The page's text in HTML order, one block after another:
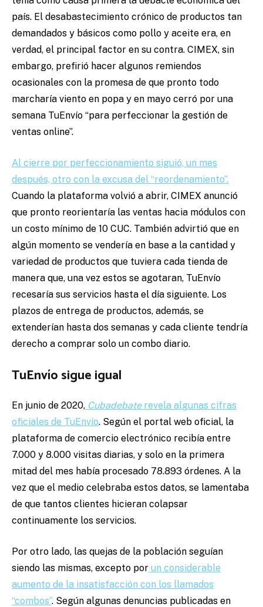
país. El desabastecimiento crónico de productos tan
demandados y básicos como pollo y aceite era, en
verdad, el principal factor en su contra. CIMEX, sin
embargo, prefirió hacer algunos remiendos
ocasionales con la promesa de que pronto todo
marcharía viento en popa y en mayo cerró por una
semana TuEnvío “para perfeccionar la gestión de
ventas online”.
Al cierre por perfeccionamiento siguió, un mes
después, otro con la excusa del “reordenamiento”.
Cuando la plataforma volvió a abrir, CIMEX anunció
que pronto reorientaría las ventas hacia módulos con
un costo mínimo de 10 CUC. También advirtió que en
algún momento se vendería en base a la cantidad y
variedad de productos que tuviera cada tienda de
manera que, una vez estos se agotaran, TuEnvío
recesaría sus servicios hasta el día siguiente. Los
plazos de entrega de productos, además, se
extenderían hasta dos semanas y cada cliente tendría
derecho a comprar solo un combo diario.
TuEnvío sigue igual
En junio de 2020, Cubadebaterevela algunas cifras
oficiales de TuEnvío. Según el portal web oficial, la
plataforma de comercio electrónico recibía entre
7.000 y 8.000 visitas diarias, y solo en la primera
mitad del mes había procesado 78.893 órdenes. A la
vez que el medio celebraba estos datos, se lamentaba
de que tantos clientes hicieran colapsar
continuamente los servicios.
Por otro lado, las quejas de la población seguían
siendo las mismas, excepto por un considerable
aumento de la insatisfacción con los llamados
“combos”. Según algunas denuncias publicadas en